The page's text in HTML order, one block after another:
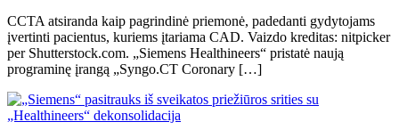
CCTA atsiranda kaip pagrindinė priemonė, padedanti gydytojams
įvertinti pacientus, kuriems įtariama CAD. Vaizdo kreditas: nitpicker
per Shutterstock.com. „Siemens Healthineers“ pristatė naują
programinę įrangą „Syngo.CT Coronary […]